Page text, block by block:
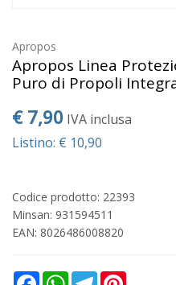
Apropos
Apropos Linea
Puro di Propoli
€ 7,90 IVA inclusa
Listino: € 10,90
Codice prodotto: 22393
Minsan: 931594511
EAN: 8026486008820
FacebookWhatsAppTelegram